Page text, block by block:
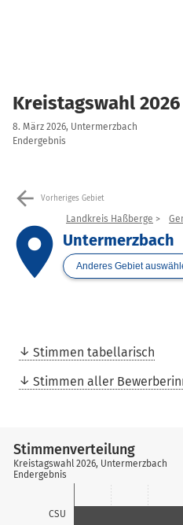
Kreistagswahl 2026
8. März 2026, Untermerzbach
Endergebnis
arrow_back Vorheriges Gebiet
place
Landkreis Haßberge
Untermerzbach
Anderes Gebiet
Stimmen tabellarisch
Stimmen aller
CSU
Stimmenverteilung
Kreistagswahl 2026, Untermerzbach
Endergebnis